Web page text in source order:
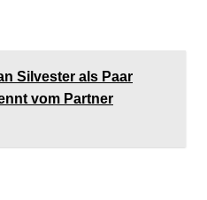
Silvester als Paar
vom Partner